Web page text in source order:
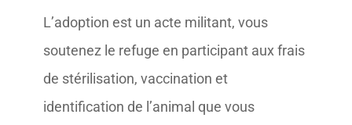
L’adoption est un acte militant, vous
soutenez le refuge en participant aux frais
de stérilisation, vaccination et
identification de l’animal que vous